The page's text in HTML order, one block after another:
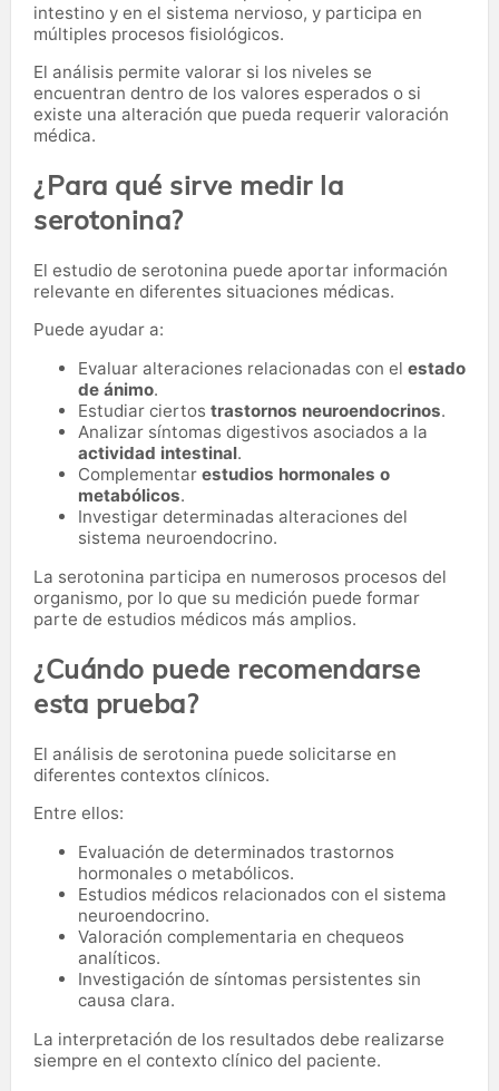
intestino y en el sistema nervioso, y participa en
múltiples procesos fisiológicos.
El análisis permite valorar si los niveles se
encuentran dentro de los valores esperados o si
existe una alteración que pueda requerir valoración
médica.
¿Para qué sirve medir la
serotonina?
El estudio de serotonina puede aportar información
relevante en diferentes situaciones médicas.
Puede ayudar a:
Evaluar alteraciones relacionadas con el estado
de ánimo.
Estudiar ciertos trastornos neuroendocrinos.
Analizar síntomas digestivos asociados a la
actividad intestinal.
Complementar estudios hormonales o
metabólicos.
Investigar determinadas alteraciones del
sistema neuroendocrino.
La serotonina participa en numerosos procesos del
organismo, por lo que su medición puede formar
parte de estudios médicos más amplios.
¿Cuándo puede recomendarse
esta prueba?
El análisis de serotonina puede solicitarse en
diferentes contextos clínicos.
Entre ellos:
Evaluación de determinados trastornos
hormonales o metabólicos.
Estudios médicos relacionados con el sistema
neuroendocrino.
Valoración complementaria en chequeos
analíticos.
Investigación de síntomas persistentes sin
causa clara.
La interpretación de los resultados debe realizarse
siempre en el contexto clínico del paciente.